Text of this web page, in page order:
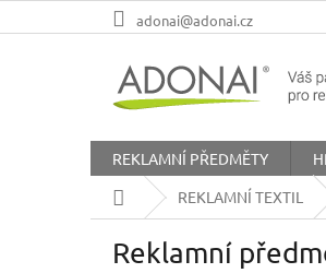
na
adonai@adonai.cz
REKLAMNÍ PŘEDMĚTY
Domů
REKLAMNÍ TEXTIL
Reklamní